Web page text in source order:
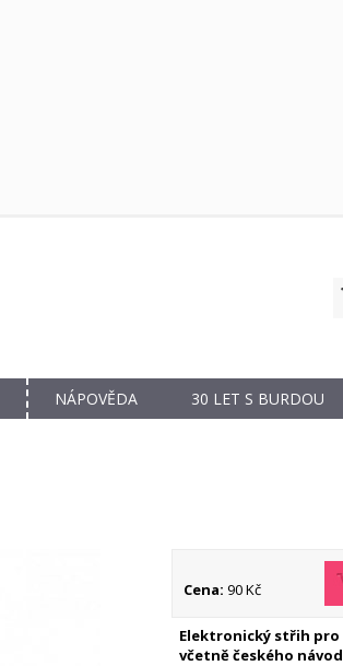
NÁPOVĚDA 30 LET S BURDOU
Cena: 90 Kč
Elektronický střih
včetně českého